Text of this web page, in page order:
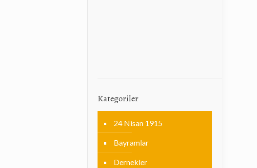
Kategoriler
24 Nisan 1915
Bayramlar
Dernekler